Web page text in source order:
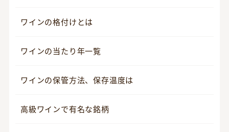
ワインの格付けとは
ワインの当たり年一覧
ワインの保管方法、保存温度は
高級ワインで有名な銘柄